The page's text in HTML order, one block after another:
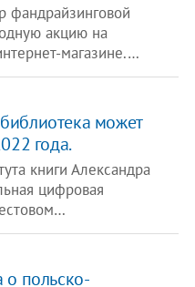
фандрайзинговой
акцию на
магазине.…
может
года.
книги Александра
цифровая
о польско-